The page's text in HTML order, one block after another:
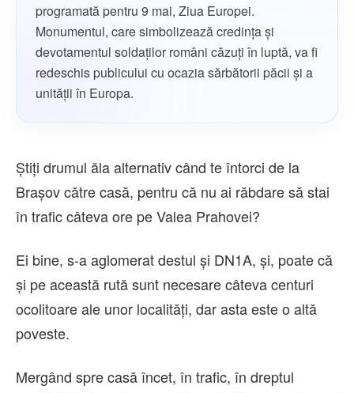
programată pentru 9 mai, Ziua Europei.
Monumentul, care simbolizează credința și
devotamentul soldaților români căzuți în luptă, va fi
redeschis publicului cu ocazia sărbătorii păcii și a
unității în Europa.
Știți drumul ăla alternativ când te întorci de la
Brașov către casă, pentru că nu ai răbdare să stai
în trafic câteva ore pe Valea Prahovei?
Ei bine, s-a aglomerat destul și DN1A, și, poate că
și pe această rută sunt necesare câteva centuri
ocolitoare ale unor localități, dar asta este o altă
poveste.
Mergând spre casă încet, în trafic, în dreptul